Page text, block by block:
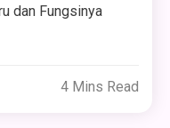
dan Fungsinya
4 Mins Read